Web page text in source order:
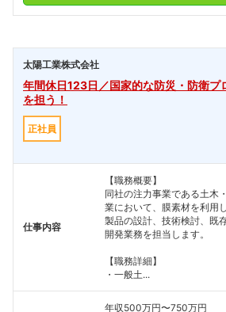
太陽工業株式会社
年間休日123日／国家的な防災・防衛プ
を担う！
正社員
仕事内容
【職務概要】
同社の注力事業である土木
業において、膜素材を利用
製品の設計、技術検討、既
開発業務を担当します。
【職務詳細】
・一般土...
年収500万円〜750万円